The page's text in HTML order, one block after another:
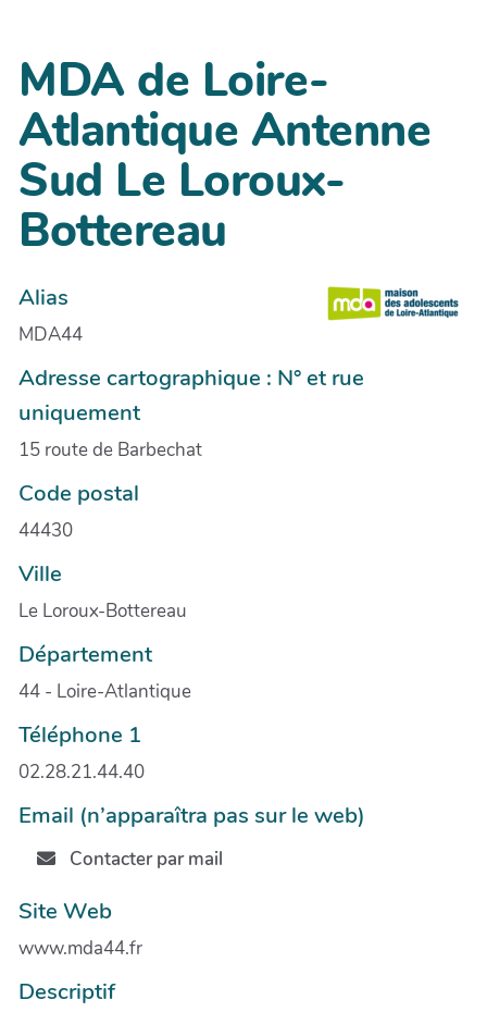
MDA de Loire-
Atlantique Antenne
Sud Le Loroux-
Bottereau
Alias
MDA44
Adresse cartographique : N° et rue
uniquement
15 route de Barbechat
Code postal
44430
Ville
Le Loroux-Bottereau
Département
44 - Loire-Atlantique
Téléphone 1
02.28.21.44.40
Email (n’apparaîtra pas sur le web)
Contacter par mail
Site Web
www.mda44.fr
Descriptif